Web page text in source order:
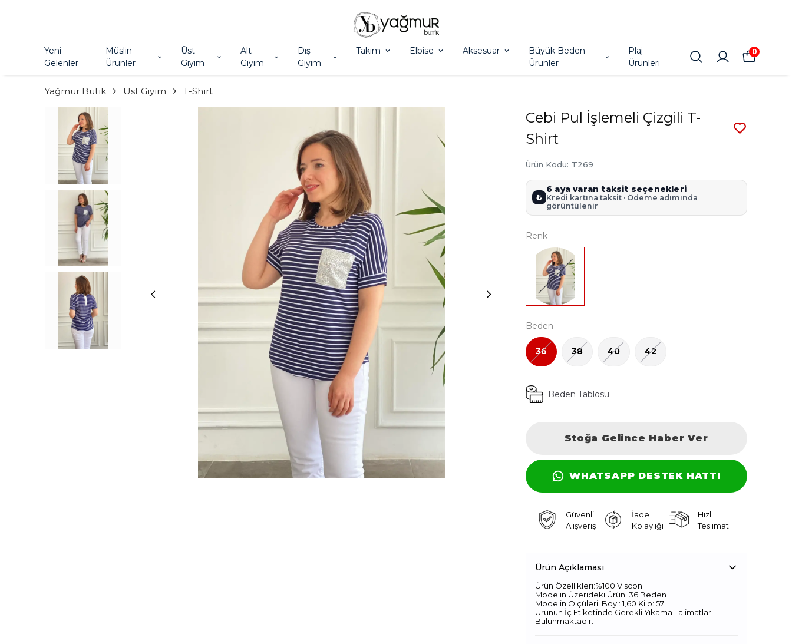
Yeni
Gelenler
Müslin
Ürünler
Üst
Giyim
Alt
Giyim
Dış
Giyim
Takım Elbise Aksesuar
Büyük Beden
Ürünler
Plaj
Ürünleri
0
Yağmur Butik Üst Giyim T-Shirt
Cebi Pul İşlemeli Çizgili T-
Shirt
Ürün Kodu: T269
₺
6 aya varan taksit seçenekleri
Kredi kartına taksit · Ödeme adımında
görüntülenir
Renk
Beden
36 38 40 42
Beden Tablosu
Stoğa Gelince Haber Ver
WHATSAPP DESTEK HATTI
Güvenli
Alışveriş
İade
Kolaylığı
Hızlı
Teslimat
Ürün Açıklaması
Ürün Özellikleri:%100 Viscon
Modelin Üzerideki Ürün: 36 Beden
Modelin Ölçüleri: Boy : 1,60 Kilo: 57
Ürünün İç Etiketinde Gerekli Yıkama Talimatları
Bulunmaktadır.